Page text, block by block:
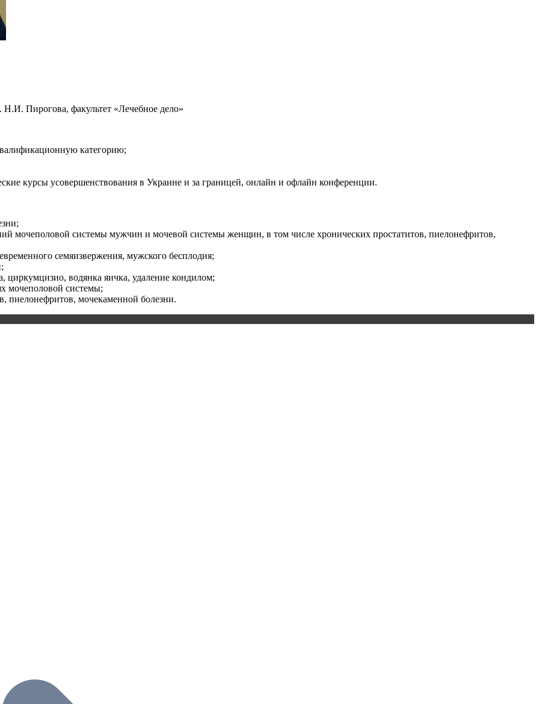
Пирогова, факультет «Лечебное дело»
категорию;
курсы усовершенствования в Украине и за границей, онлайн и офлайн конференции.
мочеполовой системы мужчин и мочевой системы женщин, в том числе хронических простатитов, пиелонефритов,
семяизвержения, мужского бесплодия;
циркумцизио, водянка яичка, удаление кондилом;
мочеполовой системы;
пиелонефритов, мочекаменной болезни.